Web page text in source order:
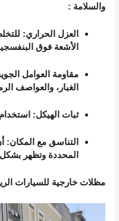
والسلامة :
العزل الحراري:
الأشعة فوق
مقاومة العوامل
الغبار، والعواصف
ثبات الهيكل:
التناسق مع المكان:
المحددة وتظهر
مظلات خارجية للسيارات